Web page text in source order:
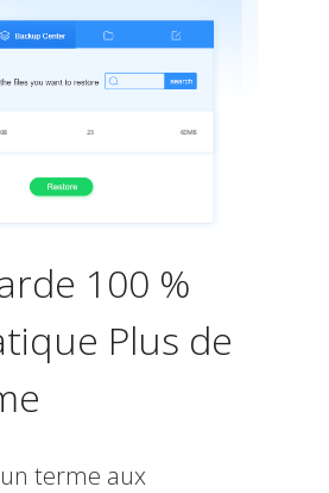
100 %
Plus de
terme aux